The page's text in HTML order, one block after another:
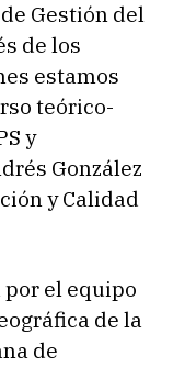
Gestión del
de los
estamos
teórico-
y
González
y Calidad
el equipo
de la
de